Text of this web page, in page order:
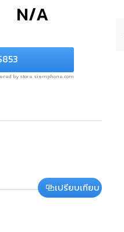
N/A
by store.siamphone.com
เปรียบเทียบ